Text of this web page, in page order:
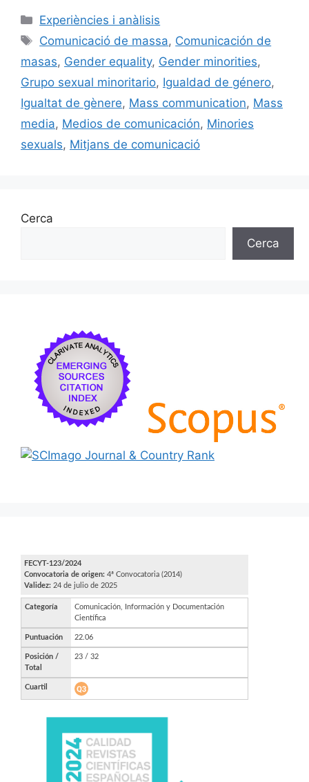
c
e
b
o
o
k
ai
l
e
s
k
y
k
e
dI
n
p
ar
te
ix
Categories
Experiències i anàlisis
Etiquetes
Comunicació de massa, Comunicación de
masas, Gender equality, Gender minorities,
Grupo sexual minoritario, Igualdad de género,
Igualtat de gènere, Mass communication, Mass
media, Medios de comunicación, Minories
sexuals, Mitjans de comunicació
Cerca
Cerca